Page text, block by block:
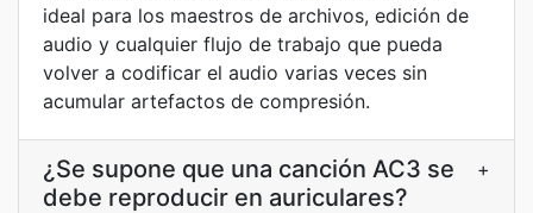
ideal para los maestros de archivos, edición de
audio y cualquier flujo de trabajo que pueda
volver a codificar el audio varias veces sin
acumular artefactos de compresión.
¿Se supone que una canción AC3 se
debe reproducir en auriculares?
+